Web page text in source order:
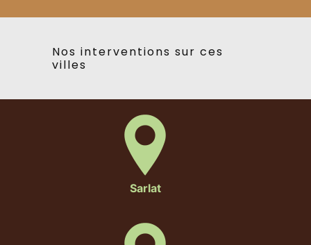
Nos interventions sur ces
villes
Sarlat